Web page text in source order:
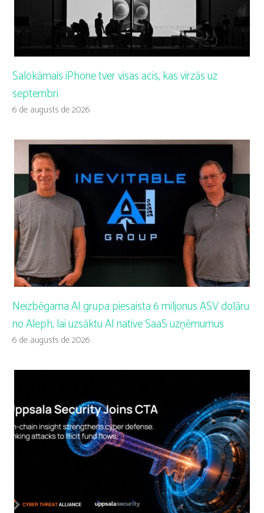
Salokāmais iPhone tver visas acis, kas virzās uz
septembri
6 de augusts de 2026
Neizbēgama AI grupa piesaista 6 miljonus ASV dolāru
no Aleph, lai uzsāktu AI native SaaS uzņēmumus
6 de augusts de 2026